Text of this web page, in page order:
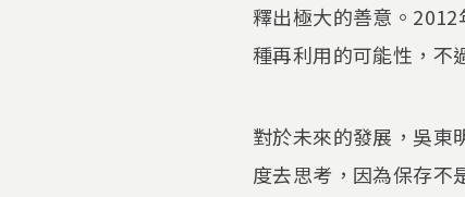
釋出極大的善意。
種再利用的可能性，不
對於未來的發展，吳東
度去思考，因為保存不